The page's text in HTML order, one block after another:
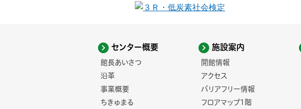
センター概要
館長あいさつ
沿革
事業概要
ちきゅまる
施設案内
開館情報
アクセス
バリアフリー情報
フロアマップ1階